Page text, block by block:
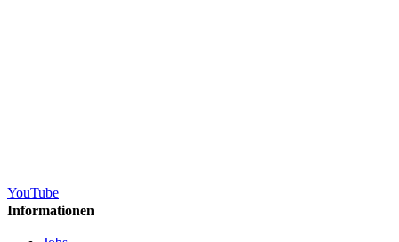
YouTube
Informationen